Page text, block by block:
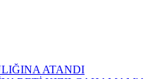
ATANDI